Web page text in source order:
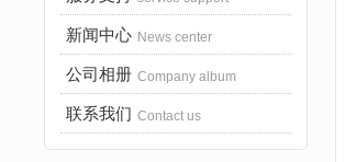
新闻中心 News center
公司相册 Company album
联系我们 Contact us